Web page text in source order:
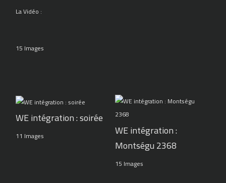
La Vidéo :
15 Images
WE intégration : soirée
11 Images
WE intégration :
Montségu 2368
15 Images